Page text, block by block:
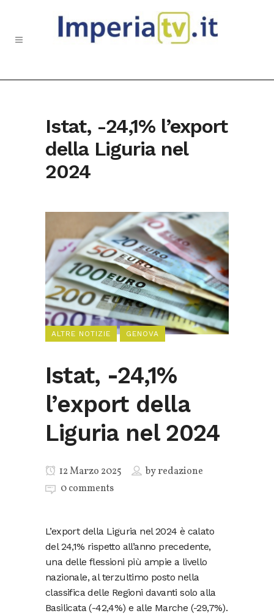
Istat, -24,1% l’export
della Liguria nel
2024
ALTRE NOTIZIE GENOVA
Istat, -24,1%
l’export della
Liguria nel 2024
12 Marzo 2025 byredazione
0 comments
L’export della Liguria nel 2024 è calato
del 24,1% rispetto all’anno precedente,
una delle flessioni più ampie a livello
nazionale, al terzultimo posto nella
classifica delle Regioni davanti solo alla
Basilicata (-42,4%) e alle Marche (-29,7%).